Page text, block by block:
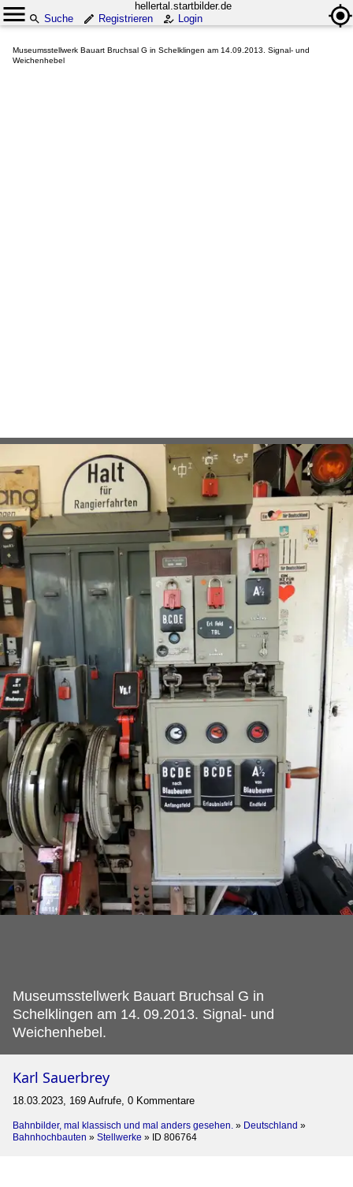
hellertal.startbilder.de
Suche
Registrieren Login
Museumsstellwerk Bauart Bruchsal G in Schelklingen am 14.09.2013. Signal- und
Weichenhebel
Museumsstellwerk Bauart Bruchsal G in
Schelklingen am 14. 09.2013. Signal- und
Weichenhebel.
Karl Sauerbrey
18.03.2023, 169 Aufrufe, 0 Kommentare
Bahnbilder, mal klassisch und mal anders gesehen. » Deutschland »
Bahnhochbauten » Stellwerke » ID 806764